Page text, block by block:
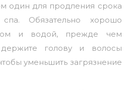
один для продления срока
Обязательно хорошо
и водой, прежде чем
голову и волосы
уменьшить загрязнение